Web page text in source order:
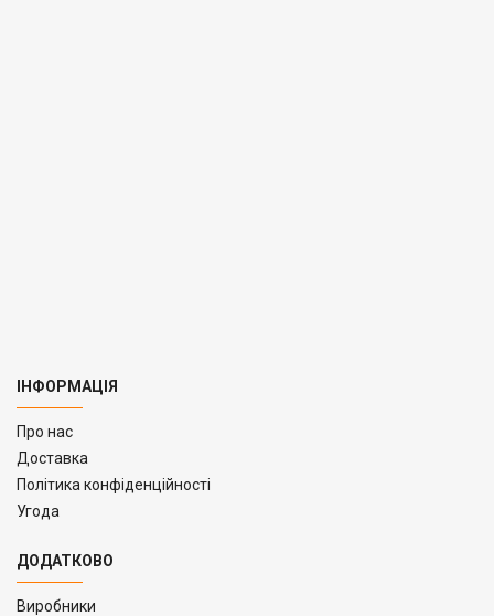
ІНФОРМАЦІЯ
Про нас
Доставка
Політика конфіденційності
Угода
ДОДАТКОВО
Виробники